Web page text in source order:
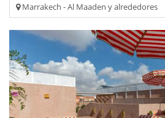
Marrakech - Al Maaden y alrededores